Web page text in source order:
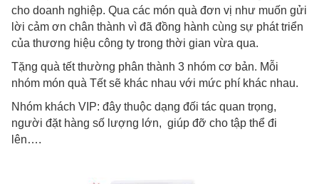
cho doanh nghiệp. Qua các món quà đơn vị như muốn gửi
lời cảm ơn chân thành vì đã đồng hành cùng sự phát triển
của thương hiệu công ty trong thời gian vừa qua.
Tặng quà tết thường phân thành 3 nhóm cơ bản. Mỗi
nhóm món quà Tết sẽ khác nhau với mức phí khác nhau.
Nhóm khách VIP: đây thuộc dạng đối tác quan trọng,
người đặt hàng số lượng lớn, giúp đỡ cho tập thể đi
lên….